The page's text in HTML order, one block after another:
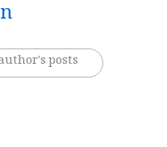
posts